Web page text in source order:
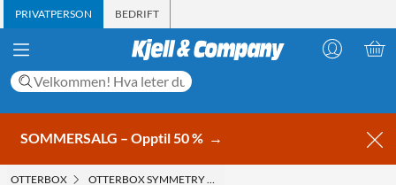
PRIVATPERSON BEDRIFT
SOMMERSALG – Opptil 50 % →
OTTERBOX OTTERBOX SYMMETRY ROBUST DEKSEL FOR IPHONE 6, 6S,